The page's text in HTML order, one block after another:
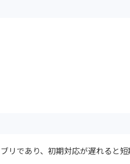
リであり、初期対応が遅れると